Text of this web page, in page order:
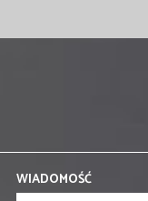
WIADOMOŚĆ